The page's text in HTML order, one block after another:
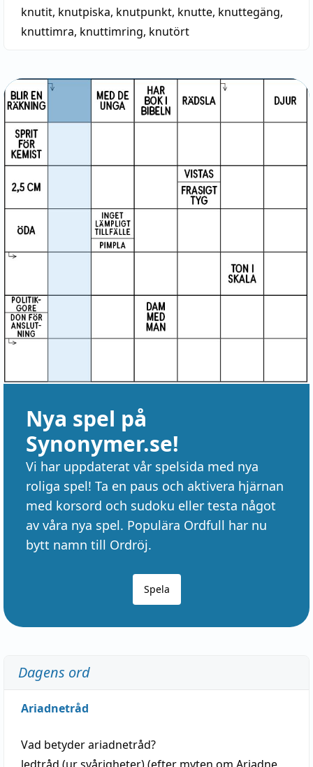
knutit, knutpiska, knutpunkt, knutte, knuttegäng,
knuttimra, knuttimring, knutört
Nya spel på
Synonymer.se!
Vi har uppdaterat vår spelsida med nya
roliga spel! Ta en paus och aktivera hjärnan
med korsord och sudoku eller testa något
av våra nya spel. Populära Ordfull har nu
bytt namn till Ordröj.
Spela
Dagens ord
Ariadnetråd
Vad betyderariadnetråd?